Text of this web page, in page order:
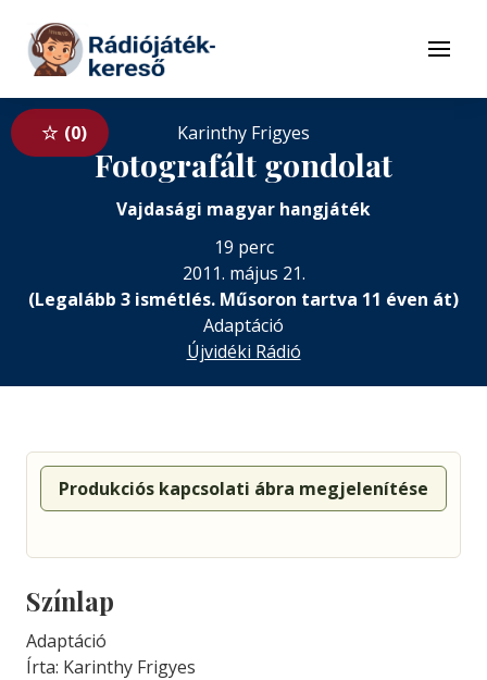
Tovább a tartalomhoz
Menü
0 Karinthy Frigyes
Fotografált gondolat
Vajdasági magyar hangjáték
19 perc
2011. május 21.
(Legalább 3 ismétlés. Műsoron tartva 11 éven át)
Adaptáció
Újvidéki Rádió
Produkciós kapcsolati ábra megjelenítése
Színlap
Adaptáció
Írta: Karinthy Frigyes